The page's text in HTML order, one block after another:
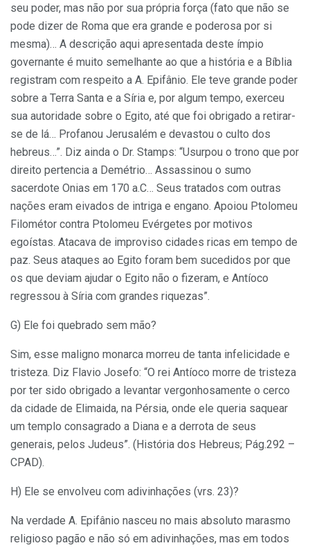
seu poder, mas não por sua própria força (fato que não se
pode dizer de Roma que era grande e poderosa por si
mesma)… A descrição aqui apresentada deste ímpio
governante é muito semelhante ao que a história e a Bíblia
registram com respeito a A. Epifânio. Ele teve grande poder
sobre a Terra Santa e a Síria e, por algum tempo, exerceu
sua autoridade sobre o Egito, até que foi obrigado a retirar-
se de lá… Profanou Jerusalém e devastou o culto dos
hebreus…”. Diz ainda o Dr. Stamps: “Usurpou o trono que por
direito pertencia a Demétrio… Assassinou o sumo
sacerdote Onias em 170 a.C… Seus tratados com outras
nações eram eivados de intriga e engano. Apoiou Ptolomeu
Filométor contra Ptolomeu Evérgetes por motivos
egoístas. Atacava de improviso cidades ricas em tempo de
paz. Seus ataques ao Egito foram bem sucedidos por que
os que deviam ajudar o Egito não o fizeram, e Antíoco
regressou à Síria com grandes riquezas”.
G) Ele foi quebrado sem mão?
Sim, esse maligno monarca morreu de tanta infelicidade e
tristeza. Diz Flavio Josefo: “O rei Antíoco morre de tristeza
por ter sido obrigado a levantar vergonhosamente o cerco
da cidade de Elimaida, na Pérsia, onde ele queria saquear
um templo consagrado a Diana e a derrota de seus
generais, pelos Judeus”. (História dos Hebreus; Pág.292 –
CPAD).
H) Ele se envolveu com adivinhações (vrs. 23)?
Na verdade A. Epifânio nasceu no mais absoluto marasmo
religioso pagão e não só em adivinhações, mas em todos